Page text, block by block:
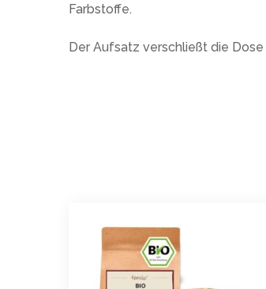
Farbstoffe.
Der Aufsatz verschließt die